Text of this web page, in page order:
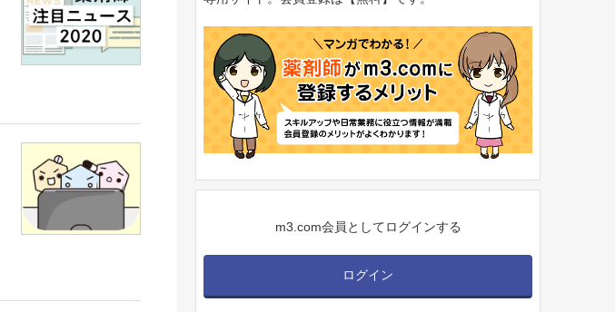
m3.com会員としてログインする
ログイン